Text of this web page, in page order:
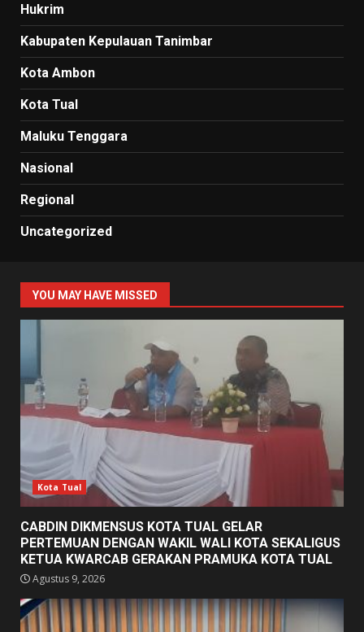
Hukrim
Kabupaten Kepulauan Tanimbar
Kota Ambon
Kota Tual
Maluku Tenggara
Nasional
Regional
Uncategorized
YOU MAY HAVE MISSED
Kota Tual
CABDIN DIKMENSUS KOTA TUAL GELAR
PERTEMUAN DENGAN WAKIL WALI KOTA SEKALIGUS
KETUA KWARCAB GERAKAN PRAMUKA KOTA TUAL
Agustus 9, 2026